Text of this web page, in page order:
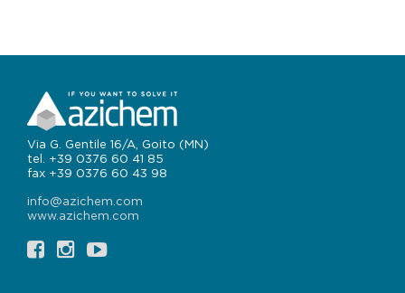
Via G. Gentile 16/A, Goito (MN)
tel. +39 0376 60 41 85
fax +39 0376 60 43 98
info@azichem.com
www.azichem.com